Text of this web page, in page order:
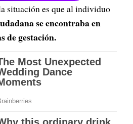
situación es que al individuo
se encontraba en
de gestación.